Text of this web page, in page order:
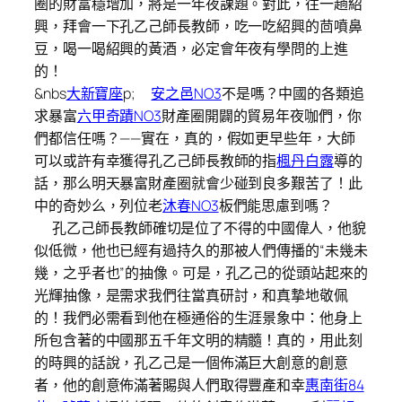
圈的財富穩增加，將是一年夜課題。對此，往一趟紹
興，拜會一下孔乙己師長教師，吃一吃紹興的茴噴鼻
豆，喝一喝紹興的黃酒，必定會年夜有學問的上進
的！
&nbs大新寶座p; 安之邑NO3不是嗎？中國的各類追
求暴富六甲奇蹟NO3財產圈開闢的貿易年夜咖們，你
們都信任嗎？——實在，真的，假如更早些年，大師
可以或許有幸獲得孔乙己師長教師的指楓丹白露導的
話，那么明天暴富財產圈就會少碰到良多艱苦了！此
中的奇妙么，列位老沐春NO3板們能思慮到嗎？
孔乙己師長教師確切是位了不得的中國偉人，他貌
似低微，他也已經有過持久的那被人們傳播的“未幾未
幾，之乎者也”的抽像。可是，孔乙己的從頭站起來的
光輝抽像，是需求我們往當真研討，和真摯地敬佩
的！我們必需看到他在極通俗的生涯景象中：他身上
所包含著的中國那五千年文明的精髓！真的，用此刻
的時興的話說，孔乙己是一個佈滿巨大創意的創意
者，他的創意佈滿著賜與人們取得豐產和幸惠南街84